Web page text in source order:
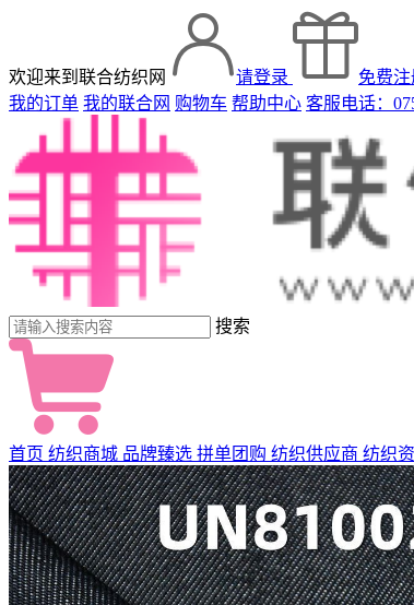
欢迎来到联合纺织网 请登录 免费
我的订单 我的联合网 购物车 帮助中心 客服电话：
搜索
首页 纺织商城 品牌臻选 拼单团购 纺织供应商 纺织